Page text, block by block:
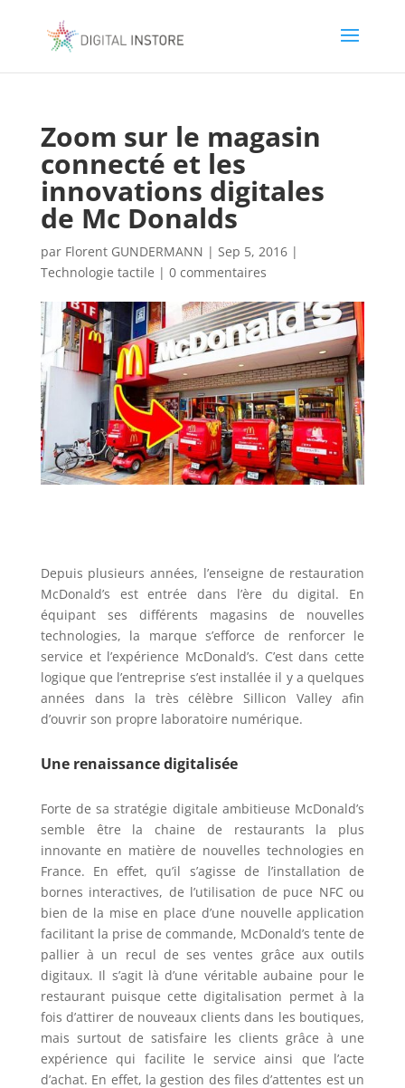
Zoom sur le magasin
connecté et les
innovations digitales
de Mc Donalds
par Florent GUNDERMANN | Sep 5, 2016|
Technologie tactile | 0 commentaires
Depuis plusieurs années, l’enseigne de restauration
McDonald’s est entrée dans l’ère du digital. En
équipant ses différents magasins de nouvelles
technologies, la marque s’efforce de renforcer le
service et l’expérience McDonald’s. C’est dans cette
logique que l’entreprise s’est installée il y a quelques
années dans la très célèbre Sillicon Valley afin
d’ouvrir son propre laboratoire numérique.
Une renaissance digitalisée
Forte de sa stratégie digitale ambitieuse McDonald’s
semble être la chaine de restaurants la plus
innovante en matière de nouvelles technologies en
France. En effet, qu’il s’agisse de l’installation de
bornes interactives, de l’utilisation de puce NFC ou
bien de la mise en place d’une nouvelle application
facilitant la prise de commande, McDonald’s tente de
pallier à un recul de ses ventes grâce aux outils
digitaux. Il s’agit là d’une véritable aubaine pour le
restaurant puisque cette digitalisation permet à la
fois d’attirer de nouveaux clients dans les boutiques,
mais surtout de satisfaire les clients grâce à une
expérience qui facilite le service ainsi que l’acte
d’achat. En effet, la gestion des files d’attentes est un